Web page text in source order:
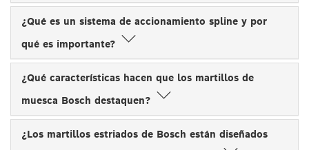
¿Qué es un sistema de accionamiento spline y por
qué es importante?
¿Qué características hacen que los martillos de
muesca Bosch destaquen?
¿Los martillos estriados de Bosch están diseñados